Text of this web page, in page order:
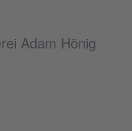
Adam Hönig